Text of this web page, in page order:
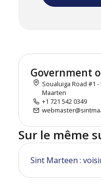
Government
Soualuiga Road #1
Maarten
+1 721 542 0349
Sur le même
Sint Marteen :